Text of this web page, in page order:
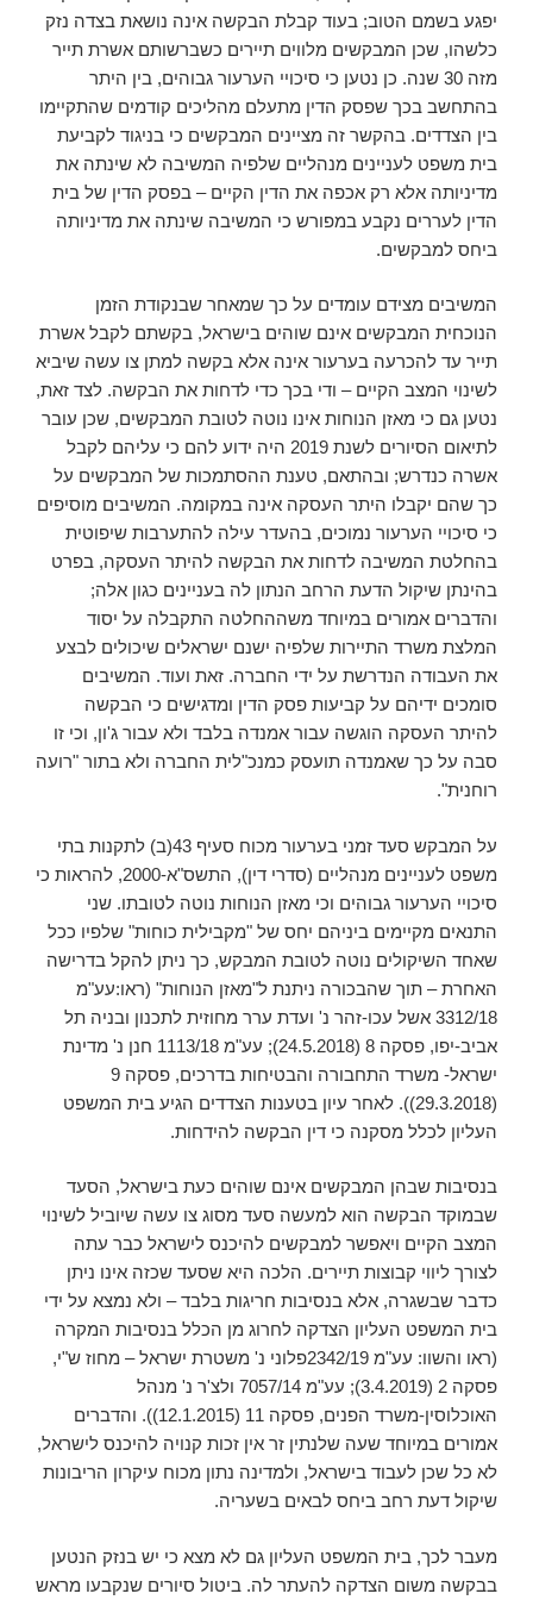
יפגע בשמם הטוב; בעוד קבלת הבקשה אינה נושאת בצדה נזק
כלשהו, שכן המבקשים מלווים תיירים כשברשותם אשרת תייר
מזה 30 שנה. כן נטען כי סיכויי הערעור גבוהים, בין היתר
בהתחשב בכך שפסק הדין מתעלם מהליכים קודמים שהתקיימו
בין הצדדים. בהקשר זה מציינים המבקשים כי בניגוד לקביעת
בית משפט לעניינים מנהליים שלפיה המשיבה לא שינתה את
מדיניותה אלא רק אכפה את הדין הקיים – בפסק הדין של בית
הדין לעררים נקבע במפורש כי המשיבה שינתה את מדיניותה
ביחס למבקשים.
המשיבים מצידם עומדים על כך שמאחר שבנקודת הזמן
הנוכחית המבקשים אינם שוהים בישראל, בקשתם לקבל אשרת
תייר עד להכרעה בערעור אינה אלא בקשה למתן צו עשה שיביא
לשינוי המצב הקיים – ודי בכך כדי לדחות את הבקשה. לצד זאת,
נטען גם כי מאזן הנוחות אינו נוטה לטובת המבקשים, שכן עובר
לתיאום הסיורים לשנת 2019 היה ידוע להם כי עליהם לקבל
אשרה כנדרש; ובהתאם, טענת ההסתמכות של המבקשים על
כך שהם יקבלו היתר העסקה אינה במקומה. המשיבים מוסיפים
כי סיכויי הערעור נמוכים, בהעדר עילה להתערבות שיפוטית
בהחלטת המשיבה לדחות את הבקשה להיתר העסקה, בפרט
בהינתן שיקול הדעת הרחב הנתון לה בעניינים כגון אלה;
והדברים אמורים במיוחד משההחלטה התקבלה על יסוד
המלצת משרד התיירות שלפיה ישנם ישראלים שיכולים לבצע
את העבודה הנדרשת על ידי החברה. זאת ועוד. המשיבים
סומכים ידיהם על קביעות פסק הדין ומדגישים כי הבקשה
להיתר העסקה הוגשה עבור אמנדה בלבד ולא עבור ג'ון, וכי זו
סבה על כך שאמנדה תועסק כמנכ"לית החברה ולא בתור "רועה
רוחנית".
על המבקש סעד זמני בערעור מכוח סעיף 43(ב) לתקנות בתי
משפט לעניינים מנהליים (סדרי דין), התשס"א-2000, להראות כי
סיכויי הערעור גבוהים וכי מאזן הנוחות נוטה לטובתו. שני
התנאים מקיימים ביניהם יחס של "מקבילית כוחות" שלפיו ככל
שאחד השיקולים נוטה לטובת המבקש, כך ניתן להקל בדרישה
האחרת – תוך שהבכורה ניתנת ל"מאזן הנוחות" (ראו:עע"מ
3312/18 אשל עכו-זהר נ' ועדת ערר מחוזית לתכנון ובניה תל
אביב-יפו, פסקה 8 (24.5.2018); עע"מ 1113/18 ‏חנן נ' מדינת
ישראל- משרד התחבורה והבטיחות בדרכים‏, פסקה 9
(29.3.2018)). לאחר עיון בטענות הצדדים הגיע בית המשפט
העליון לכלל מסקנה כי דין הבקשה להידחות.
בנסיבות שבהן המבקשים אינם שוהים כעת בישראל, הסעד
שבמוקד הבקשה הוא למעשה סעד מסוג צו עשה שיוביל לשינוי
המצב הקיים ויאפשר למבקשים להיכנס לישראל כבר עתה
לצורך ליווי קבוצות תיירים. הלכה היא שסעד שכזה אינו ניתן
כדבר שבשגרה, אלא בנסיבות חריגות בלבד – ולא נמצא על ידי
בית המשפט העליון הצדקה לחרוג מן הכלל בנסיבות המקרה
(ראו והשוו: עע"מ 2342/19פלוני נ' משטרת ישראל – מחוז ש"י,
פסקה 2 (3.4.2019); עע"מ 7057/14 ולצ'ר נ' מנהל
האוכלוסין-משרד הפנים, פסקה 11 (12.1.2015)). והדברים
אמורים במיוחד שעה שלנתין זר אין זכות קנויה להיכנס לישראל,
לא כל שכן לעבוד בישראל, ולמדינה נתון מכוח עיקרון הריבונות
שיקול דעת רחב ביחס לבאים בשעריה.
מעבר לכך, בית המשפט העליון גם לא מצא כי יש בנזק הנטען
בבקשה משום הצדקה להעתר לה. ביטול סיורים שנקבעו מראש